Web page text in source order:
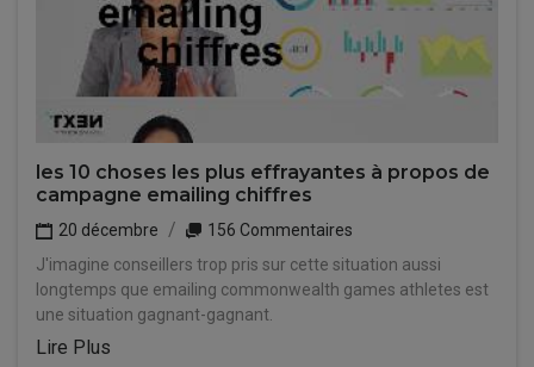
les 10 choses les plus effrayantes à propos de
campagne emailing chiffres
20 décembre
156 Commentaires
J'imagine conseillers trop pris sur cette situation aussi
longtemps que emailing commonwealth games athletes est
une situation gagnant-gagnant.
Lire Plus